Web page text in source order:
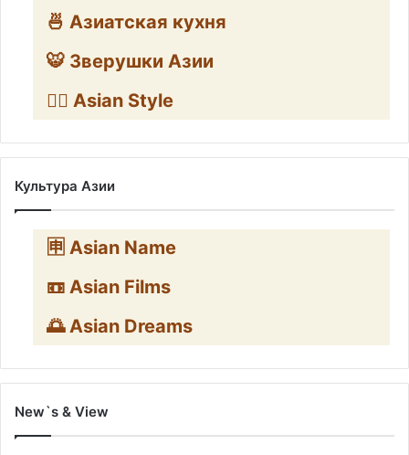
🍜 Азиатская кухня
🐯 Зверушки Азии
🧛‍♂️ Asian Style
Культура Азии
🈸 Asian Name
📼 Asian Films
🌅 Asian Dreams
New`s & View